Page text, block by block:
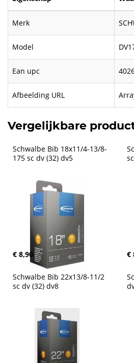
Merk
Model
Ean upc
Afbeelding URL
Vergelijkbare
Schwalbe Bib 18x11/4-13/8-
175 sc dv (32) dv5
€ 8,90 €
Schwalbe Bib 22x13/8-11/2
sc dv (32) dv8